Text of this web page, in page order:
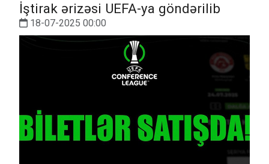
İştirak ərizəsi UEFA-ya göndərilib
18-07-2025 00:00